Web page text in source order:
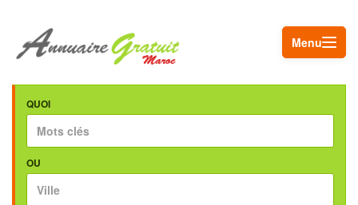
Menu
QUOI
OU